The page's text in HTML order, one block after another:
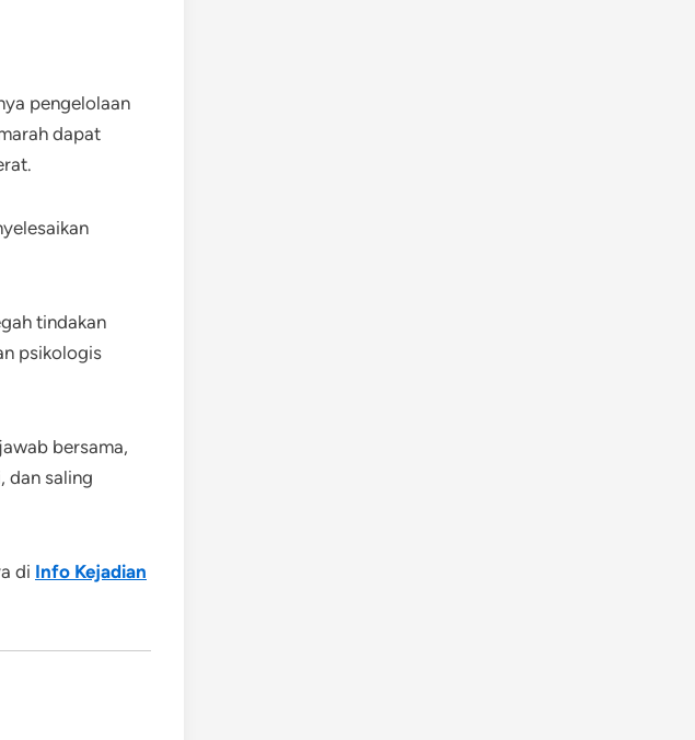
pengelolaan
dapat
tindakan
psikologis
bersama,
dan saling
di Info Kejadian